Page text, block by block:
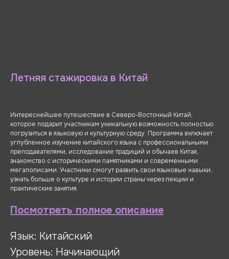
Летняя стажировка в Китай
Интереснейшее путешествие в Северо-Восточный Китай,
которое подарит участникам уникальную возможность полностью
погрузиться в языковую и культурную среду. Программа включает
углубленное изучение китайского языка с профессиональными
преподавателями, исследование традиций и обычаев Китая,
знакомство с историческими памятниками и современными
мегаполисами. Участники смогут развить свои языковые навыки,
узнать больше о культуре и истории страны через лекции и
практические занятия.
Посмотреть полное описание
Язык: Китайский
Уровень: Начинающий